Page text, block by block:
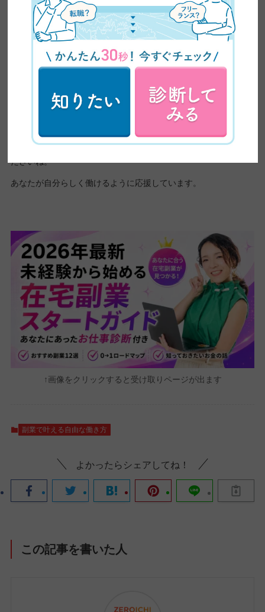
副業所得が20万円を超えたら確定申告
確定申告をしない場合は、直接自治体に申告する
副業をすると、本業だけのときと比べてやることや考えることが
増え、慣れないうちは大変なことも多いでしょう。
一見、納税は面倒くさいと思うこともあるかもしれませんが、正
しく納税することが、結果的に副業での収入を守る道になりま
早めに準備や確認をおこない、思い切り副業の業務を頑張ってく
ださいね。
あなたが自分らしく働けるように応援しています。
↑画像をクリックすると受け取りページが出ます
副業で叶える自由な働き方
よかったらシェアしてね！
この記事を書いた人